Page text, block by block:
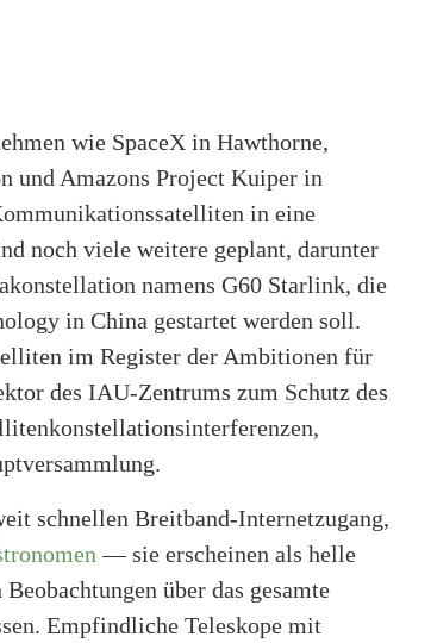
wie SpaceX in Hawthorne,
und Amazons Project Kuiper in
in eine
noch viele weitere geplant, darunter
namens G60 Starlink, die
in China gestartet werden soll.
im Register der Ambitionen für
des IAU-Zentrums zum Schutz des
schnellen Breitband-Internetzugang,
— sie erscheinen als helle
über das gesamte
Empfindliche Teleskope mit